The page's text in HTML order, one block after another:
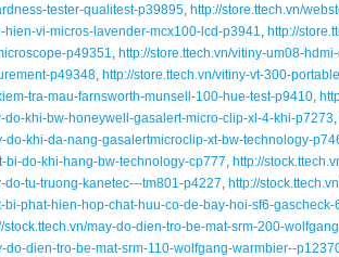
tester-qualitest-p39895, http://store.ttech.vn/
hien-vi-micros-lavender-mcx100-lcd-p3941, http://
p49351, http://store.ttech.vn/vitiny-um08-
p49348, http://store.ttech.vn/vitiny-vt-300-
tra-mau-farnsworth-munsell-100-hue-test-p9410,
do-khi-bw-honeywell-gasalert-micro-clip-xl-4-khi-p7273,
do-khi-da-nang-gasalertmicroclip-xt-bw-technology-
bi-do-khi-hang-bw-technology-cp777, http://
do-tu-truong-kanetec---tm801-p4227, http://
bi-phat-hien-hop-chat-huu-co-de-bay-hoi-sf6-
stock.ttech.vn/may-do-dien-tro-be-mat-srm-200-
do-dien-tro-be-mat-srm-110-wolfgang-warmbier--